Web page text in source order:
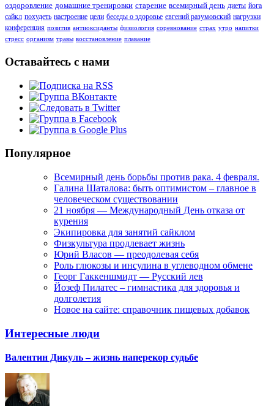
оздоровление домашние тренировки старение всемирный день диеты йога
сайкл похудеть настроение цели беседы о здоровье евгений разумовский нагрузки
конференция позитив антиоксиданты физиология соревнование страх утро напитки
стресс организм травы восстановление плавание
Оставайтесь с нами
Популярное
Всемирный день борьбы против рака. 4 февраля.
Галина Шаталова: быть оптимистом – главное в
человеческом существовании
21 ноября — Международный День отказа от
курения
Экипировка для занятий сайклом
Физкультура продлевает жизнь
Юрий Власов — преодолевая себя
Роль глюкозы и инсулина в углеводном обмене
Георг Гаккеншмидт — Русский лев
Йозеф Пилатес – гимнастика для здоровья и
долголетия
Новое на сайте: справочник пищевых добавок
Интересные люди
Валентин Дикуль – жизнь наперекор судьбе